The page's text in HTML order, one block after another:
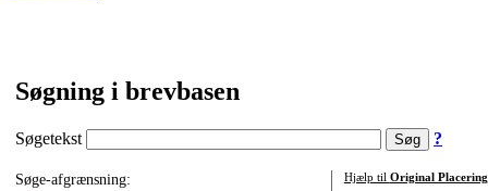
Søgning i brevbasen
Søgetekst ?
Søge-afgrænsning:
Hjælp til Original Placering